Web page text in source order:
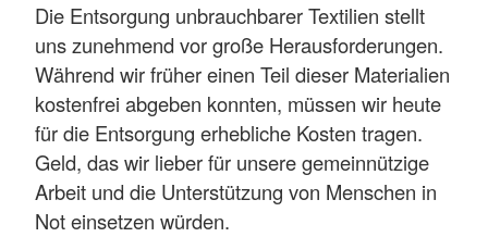
Die Entsorgung unbrauchbarer Textilien stellt
uns zunehmend vor große Herausforderungen.
Während wir früher einen Teil dieser Materialien
kostenfrei abgeben konnten, müssen wir heute
für die Entsorgung erhebliche Kosten tragen.
Geld, das wir lieber für unsere gemeinnützige
Arbeit und die Unterstützung von Menschen in
Not einsetzen würden.